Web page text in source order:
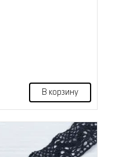
В корзину